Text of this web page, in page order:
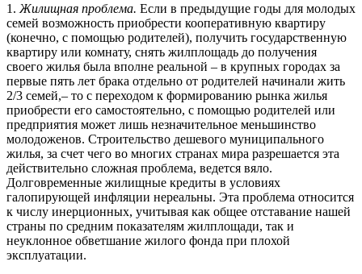
1. Жилищная проблема. Если в предыдущие годы для молодых
семей возможность приобрести коопера­тивную квартиру
(конечно, с помощью родителей), по­лучить государственную
квартиру или комнату, снять жилплощадь до получения
своего жилья была вполне реальной – в крупных городах за
первые пять лет брака отдельно от родителей начинали жить
2/3 семей,– то с переходом к формированию рынка жилья
приобрес­ти его самостоятельно, с помощью родителей или
пред­приятия может лишь незначительное меньшинство
молодоженов. Строительство дешевого муниципально­го
жилья, за счет чего во многих странах мира разре­шается эта
действительно сложная проблема, ведется вяло.
Долговременные жилищные кредиты в условиях
галопирующей инфляции нереальны. Эта проблема относится
к числу инерционных, учитывая как общее отставание нашей
страны по средним показателям жилплощади, так и
неуклонное обветшание жилого фонда при плохой
эксплуатации.